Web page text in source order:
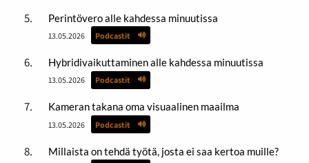
Perintövero alle kahdessa minuutissa
13.05.2026 Podcastit
Hybridivaikuttaminen alle kahdessa minuutissa
13.05.2026 Podcastit
Kameran takana oma visuaalinen maailma
13.05.2026 Podcastit
Millaista on tehdä työtä, josta ei saa kertoa muille?